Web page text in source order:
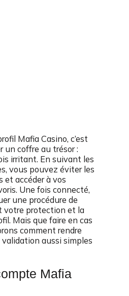
Mafia Casino, c’est
un coffre au trésor :
irritant. En suivant les
vous pouvez éviter les
et accéder à vos
Une fois connecté,
une procédure de
votre protection et la
Mais que faire en cas
comment rendre
aussi simples
Mafia